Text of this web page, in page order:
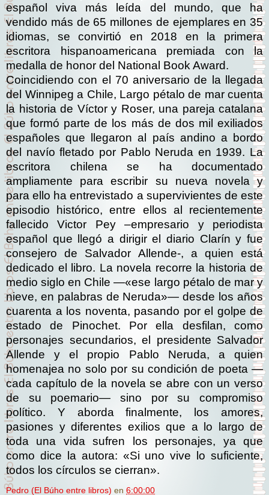
español viva más leída del mundo, que ha
vendido más de 65 millones de ejemplares en 35
idiomas, se convirtió en 2018 en la primera
escritora hispanoamericana premiada con la
medalla de honor del National Book Award.
Coincidiendo con el 70 aniversario de la llegada
del Winnipeg a Chile, Largo pétalo de mar cuenta
la historia de Víctor y Roser, una pareja catalana
que formó parte de los más de dos mil exiliados
españoles que llegaron al país andino a bordo
del navío fletado por Pablo Neruda en 1939. La
escritora chilena se ha documentado
ampliamente para escribir su nueva novela y
para ello ha entrevistado a supervivientes de este
episodio histórico, entre ellos al recientemente
fallecido Victor Pey –empresario y periodista
español que llegó a dirigir el diario Clarín y fue
consejero de Salvador Allende-, a quien está
dedicado el libro. La novela recorre la historia de
medio siglo en Chile —«ese largo pétalo de mar y
nieve, en palabras de Neruda»— desde los años
cuarenta a los noventa, pasando por el golpe de
estado de Pinochet. Por ella desfilan, como
personajes secundarios, el presidente Salvador
Allende y el propio Pablo Neruda, a quien
homenajea no solo por su condición de poeta —
cada capítulo de la novela se abre con un verso
de su poemario— sino por su compromiso
político. Y aborda finalmente, los amores,
pasiones y diferentes exilios que a lo largo de
toda una vida sufren los personajes, ya que
como dice la autora: «Si uno vive lo suficiente,
todos los círculos se cierran».
Pedro (El Búho entre libros) en 6:00:00